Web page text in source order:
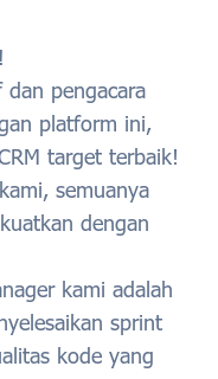
dan pengacara
platform ini,
target terbaik!
semuanya
dengan
kami adalah
sprint
kode yang